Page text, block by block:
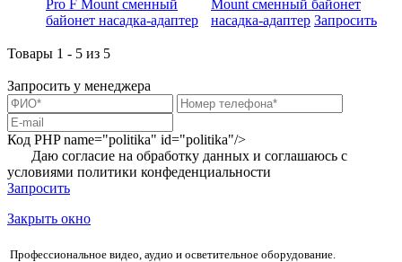
Mount сменный байонет
насадка-адаптер Запросить
Товары 1 - 5 из 5
Запросить у менеджера
Код PHPname="politika" id="politika"/>
Даю согласие на обработку данных и соглашаюсь с
условиями политики конфеденциальности
Запросить
Закрыть окно
Профессиональное видео, аудио и осветительное оборудование.